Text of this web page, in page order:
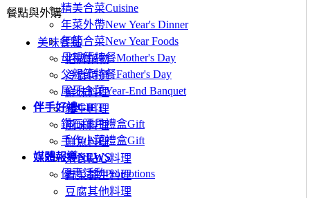
精美合菜Cuisine
年菜外帶New Year's Dinner
年節合菜New Year Foods
母親節特餐Mother's Day
父親節特餐Father's Day
尾牙合菜Year-End Banquet
伴手好禮GIFT
鑽石彌月禮盒Gift
手作小菜禮盒Gift
媒體報導NEWS
優惠活動Promotions
餐點與外購
美味餐點
招牌鍋物
冷食特選
鮮味料理
豬牛料理
風味料理
鮮魚料理
米食點心料理
青菜養生料理
豆腐其他料理